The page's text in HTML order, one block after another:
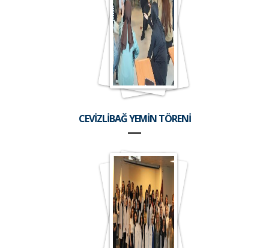
CEVİZLİBAĞ YEMİN TÖRENİ